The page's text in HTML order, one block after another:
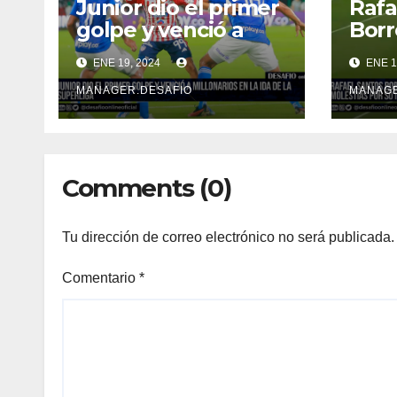
Junior dio el primer
golpe y venció a
Millonarios en la ida
de la Superliga
ENE 19, 2024
MANAGER.DESAFIO
ENE
Comments (0)
Tu dirección de correo electrónico no será publicada.
Comentario *